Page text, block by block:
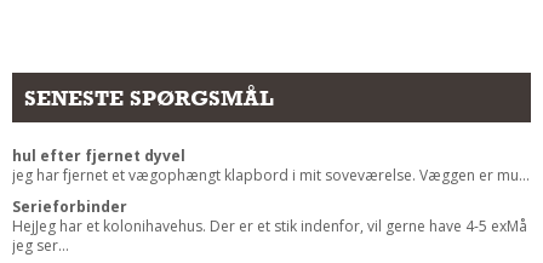
Rengøring Af Overflader
SENESTE SPØRGSMÅL
hul efter fjernet dyvel
jeg har fjernet et vægophængt klapbord i mit soveværelse. Væggen er mu...
Serieforbinder
HejJeg har et kolonihavehus. Der er et stik indenfor, vil gerne have 4-5 exMå
jeg ser...